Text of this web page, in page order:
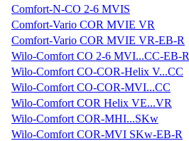
Comfort-N-CO 2-6 MVIS
Comfort-Vario COR MVIE VR
Comfort-Vario COR MVIE VR-EB-R
Wilo-Comfort CO 2-6 MVI...CC-EB-R
Wilo-Comfort CO-COR-Helix V...CC
Wilo-Comfort CO-COR-MVI...CC
Wilo-Comfort COR Helix VE...VR
Wilo-Comfort COR-MHI...SKw
Wilo-Comfort COR-MVI SKw-EB-R